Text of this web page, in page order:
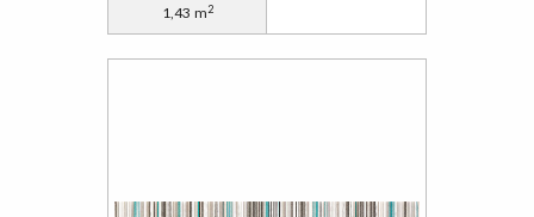
1,43 m2